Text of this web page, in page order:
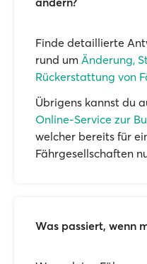
Finde detaillierte
rund um Änderung,
Rückerstattung von
Übrigens kannst du
Online-Service zur
welcher bereits für
Fährgesellschaften
Was passiert, wenn